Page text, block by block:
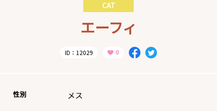
CAT
エーフィ
ID：12029
性別 メス